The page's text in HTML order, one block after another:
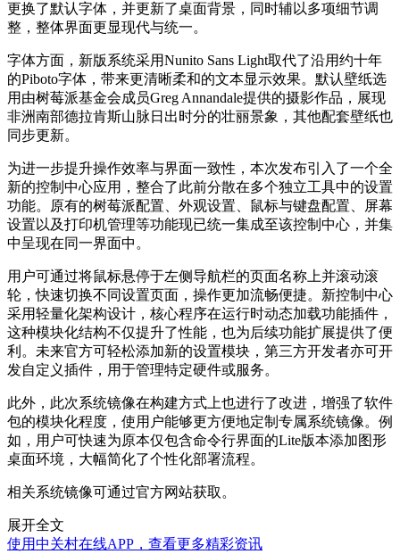
更换了默认字体，并更新了桌面背景，同时辅以多项细节调
整，整体界面更显现代与统一。
字体方面，新版系统采用Nunito Sans Light取代了沿用约十年
的Piboto字体，带来更清晰柔和的文本显示效果。默认壁纸选
用由树莓派基金会成员Greg Annandale提供的摄影作品，展现
非洲南部德拉肯斯山脉日出时分的壮丽景象，其他配套壁纸也
同步更新。
为进一步提升操作效率与界面一致性，本次发布引入了一个全
新的控制中心应用，整合了此前分散在多个独立工具中的设置
功能。原有的树莓派配置、外观设置、鼠标与键盘配置、屏幕
设置以及打印机管理等功能现已统一集成至该控制中心，并集
中呈现在同一界面中。
用户可通过将鼠标悬停于左侧导航栏的页面名称上并滚动滚
轮，快速切换不同设置页面，操作更加流畅便捷。新控制中心
采用轻量化架构设计，核心程序在运行时动态加载功能插件，
这种模块化结构不仅提升了性能，也为后续功能扩展提供了便
利。未来官方可轻松添加新的设置模块，第三方开发者亦可开
发自定义插件，用于管理特定硬件或服务。
此外，此次系统镜像在构建方式上也进行了改进，增强了软件
包的模块化程度，使用户能够更方便地定制专属系统镜像。例
如，用户可快速为原本仅包含命令行界面的Lite版本添加图形
桌面环境，大幅简化了个性化部署流程。
相关系统镜像可通过官方网站获取。
展开全文
使用中关村在线APP，查看更多精彩资讯